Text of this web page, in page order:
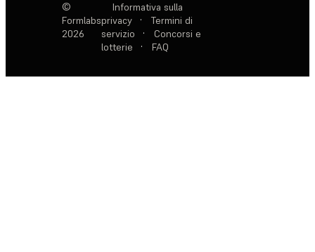
©
Formlabs
2026
Informativa sulla
privacy
·
Termini di
servizio
·
Concorsi e
lotterie
· FAQ